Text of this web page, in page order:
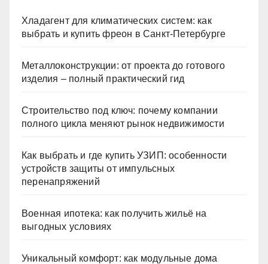
Хладагент для климатических систем: как
выбрать и купить фреон в Санкт-Петербурге
Металлоконструкции: от проекта до готового
изделия – полный практический гид
Строительство под ключ: почему компании
полного цикла меняют рынок недвижимости
Как выбрать и где купить УЗИП: особенности
устройств защиты от импульсных
перенапряжений
Военная ипотека: как получить жильё на
выгодных условиях
Уникальный комфорт: как модульные дома